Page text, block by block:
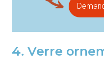
4. Verre